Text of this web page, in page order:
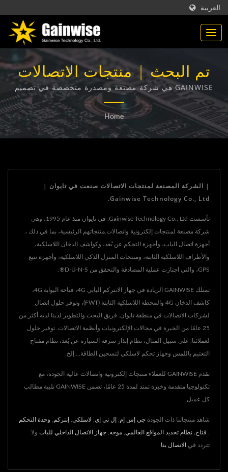
العربية
تم البحث | منتجات الاتصالات
المصنوعة في تايوان |
Gainwise Technology Co.,
Ltd.
GAINWISE هي شركة مصنعة ومصدرة متخصصة في تصميم
وتطوير وتصنيع أجهزة الاتصال اللاسلكية الثابتة وجهاز الباب
الداخلي 4G وفتاحة البوابة 4G وكاشف الدخان 4G.
Home
| الشركة المصنعة لمنتجات الاتصالات صنعت في تايوان |
Gainwise Technology Co., Ltd.
تأسست Gainwise Technology Co., Ltd. في تايوان منذ عام 1995، وهي
شركة مصنعة لمنتجات إلكترونية واتصالات.منتجاتهم الرئيسية، بما في ذلك ،
أجهزة اتصال الباب، وأجهزة التحكم عن بُعد، وكواشف الدخان اللاسلكية،
والأطراف اللاسلكية الثابتة، ومنتجات المنزل الذكي اللاسلكية، وأجهزة تتبع
GPS، والتي اجتازت عملية المصادقة والتحقق من D-U-N-S®.
تمتلك GAINWISE الريادة في جهاز الانتركم البابي 4G، فتاحة البوابة 4G،
كاشف الدخان 4G والمحطة اللاسلكية الثابتة (FWT)، وتوفر حلول اتصال
لشركات الاتصالات في منطقة تايوان. فريق البحث والتطوير لدينا لديه أكثر من
25 عامًا من الخبرة في مجالات الإلكترونيات وأنظمة الاتصالات. توفير حلول
لعملائنا. على سبيل المثال، نظام إنذار سرقة السيارة عن بُعد، نظام مفتاح
التعتيم باللمس وجهاز تحكم لاسلكي لتسخين الطاقة... إلخ.
تقدم GAINWISE للعملاء منتجات إلكترونية واتصالات عالية الجودة، مع
تكنولوجيا متقدمة وخبرة تمتد لمدة 25 عامًا، تضمن GAINWISE تلبية مطالب
كل عميل.
شاهد منتجاتنا ذات الجودة جي إس إم إل تي إي لاسلكي إنتركم وحدة التحكم
فتاح نظام تحديد المواقع العالمي موجه جهاز الاتصال الداخلي للباب ولا
تتردد في الاتصال بنا